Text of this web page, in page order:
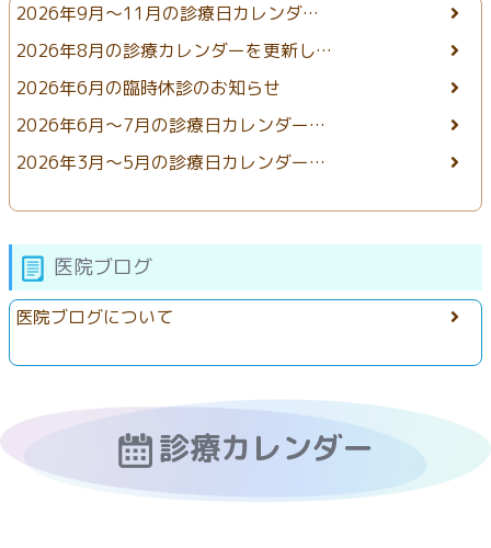
2026年9月〜11月の診療日カレンダ…
2026年8月の診療カレンダーを更新し…
2026年6月の臨時休診のお知らせ
2026年6月〜7月の診療日カレンダー…
2026年3月〜5月の診療日カレンダー…
医院ブログ
医院ブログについて
診療カレンダー